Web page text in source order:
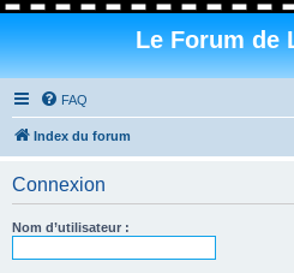
Le Forum de
FAQ
Index du forum
Connexion
Nom d’utilisateur :